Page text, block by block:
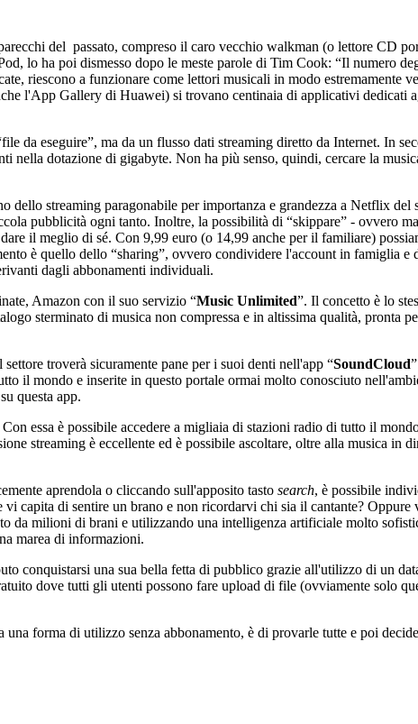
del passato, compreso il caro vecchio walkman (o lettore CD
lo ha poi dismesso dopo le meste parole di Tim Cook: “Il numero
riescono a funzionare come lettori musicali in modo estremamente
l'App Gallery di Huawei) si trovano centinaia di applicativi dedicati
da eseguire”, ma da un flusso dati streaming diretto da Internet. In
dotazione di gigabyte. Non ha più senso, quindi, cercare la
dello streaming paragonabile per importanza e grandezza a Netflix
pubblicità ogni tanto. Inoltre, la possibilità di “skippare” - ovvero
il meglio di sé. Con 9,99 euro (o 14,99 anche per il familiare)
è quello dello “sharing”, ovvero condividere l'account in famiglia e
dagli abbonamenti individuali.
Amazon con il suo servizio “Music Unlimited”. Il concetto è lo
sterminato di musica non compressa e in altissima qualità, pronta
troverà sicuramente pane per i suoi denti nell'app “SoundCloud
il mondo e inserite in questo portale ormai molto conosciuto
questa app.
Con essa è possibile accedere a migliaia di stazioni radio di tutto il
streaming è eccellente ed è possibile ascoltare, oltre alla musica in
aprendola o cliccando sull'apposito tasto search, è possibile
capita di sentire un brano e non ricordarvi chi sia il cantante?
da milioni di brani e utilizzando una intelligenza artificiale molto
marea di informazioni.
conquistarsi una sua bella fetta di pubblico grazie all'utilizzo di un
dove tutti gli utenti possono fare upload di file (ovviamente solo
forma di utilizzo senza abbonamento, è di provarle tutte e poi